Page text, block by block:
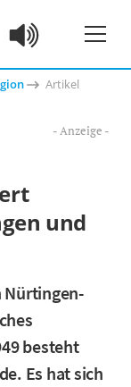
Artikel
und
Nürtingen-
besteht
Es hat sich